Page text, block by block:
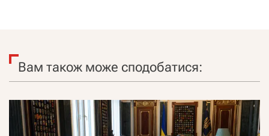
Вам також може сподобатися: